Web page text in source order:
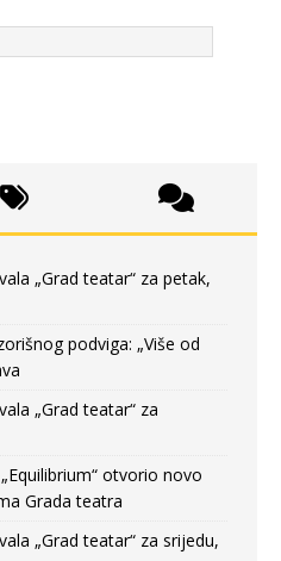
„Grad teatar“ za petak,
podviga: „Više od
„Grad teatar“ za
otvorio novo
Grada teatra
„Grad teatar“ za srijedu,